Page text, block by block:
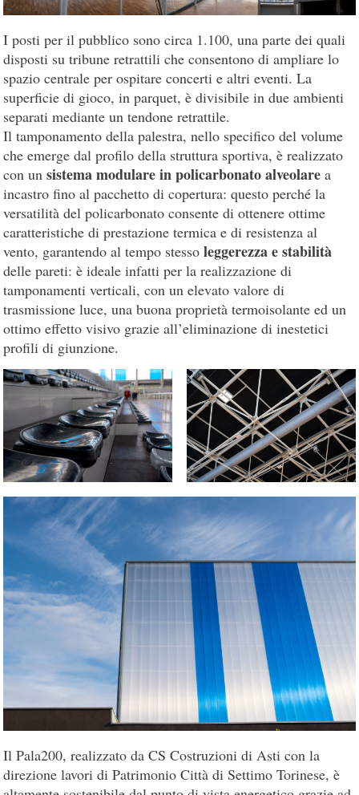
I posti per il pubblico sono circa 1.100, una parte dei quali
disposti su tribune retrattili che consentono di ampliare lo
spazio centrale per ospitare concerti e altri eventi. La
superficie di gioco, in parquet, è divisibile in due ambienti
separati mediante un tendone retrattile.
Il tamponamento della palestra, nello specifico del volume
che emerge dal profilo della struttura sportiva, è realizzato
con unsistema modulare in policarbonato alveolare a
incastro fino al pacchetto di copertura: questo perché la
versatilità del policarbonato consente di ottenere ottime
caratteristiche di prestazione termica e di resistenza al
vento, garantendo al tempo stesso leggerezza e stabilità
delle pareti: è ideale infatti per la realizzazione di
tamponamenti verticali, con un elevato valore di
trasmissione luce, una buona proprietà termoisolante ed un
ottimo effetto visivo grazie all’eliminazione di inestetici
profili di giunzione.
Il Pala200, realizzato da CS Costruzioni di Asti con la
direzione lavori di Patrimonio Città di Settimo Torinese, è